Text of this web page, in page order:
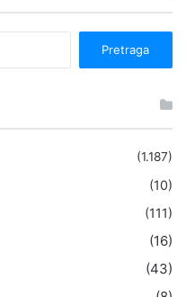
(1.187)
(10)
(111)
(16)
(43)